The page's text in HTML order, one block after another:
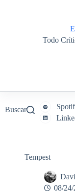
Todo
Buscar
Tempest
08/24/